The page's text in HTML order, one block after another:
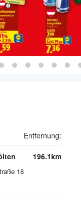
Entfernung:
18
196.1km